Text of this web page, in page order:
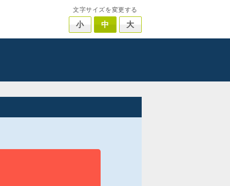
文字サイズを変更する
小 中 大